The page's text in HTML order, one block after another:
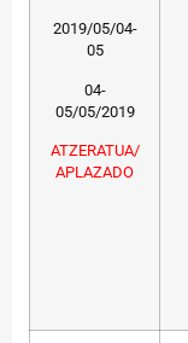
2019/05/04-
05
04-
05/05/2019
ATZERATUA/
APLAZADO